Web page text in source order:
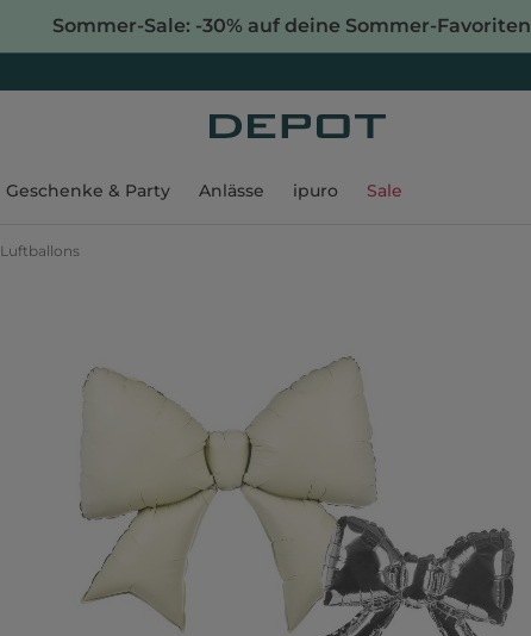
Sommer-Sale: -30% auf deine Sommer-Favoriten
Geschenke & Party Anlässe ipuro Sale
Luftballons